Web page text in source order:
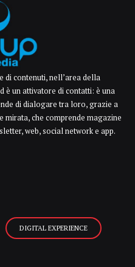
di contenuti, nell’area della
è un attivatore di contatti: è una
di dialogare tra loro, grazie a
che comprende magazine
web, social network e app.
DIGITAL EXPERIENCE